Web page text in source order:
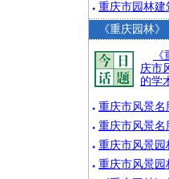
● 重庆市园林建
《重庆园林》
庆市
的学
● 重庆市风景
● 重庆市风景名
● 重庆市风景园
● 重庆市风景园